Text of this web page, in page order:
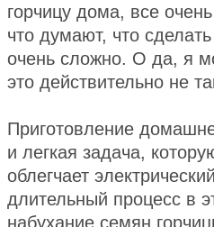
горчицу дома, все
что думают, что
очень сложно. О да, я
это действительно не
Приготовление
и легкая задача,
облегчает
длительный процесс в
набухание семян